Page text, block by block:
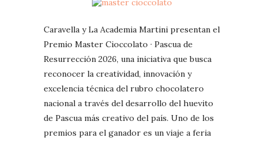
Caravella y La Academia Martini presentan el
Premio Master Cioccolato · Pascua de
Resurrección 2026, una iniciativa que busca
reconocer la creatividad, innovación y
excelencia técnica del rubro chocolatero
nacional a través del desarrollo del huevito
de Pascua más creativo del país. Uno de los
premios para el ganador es un viaje a feria